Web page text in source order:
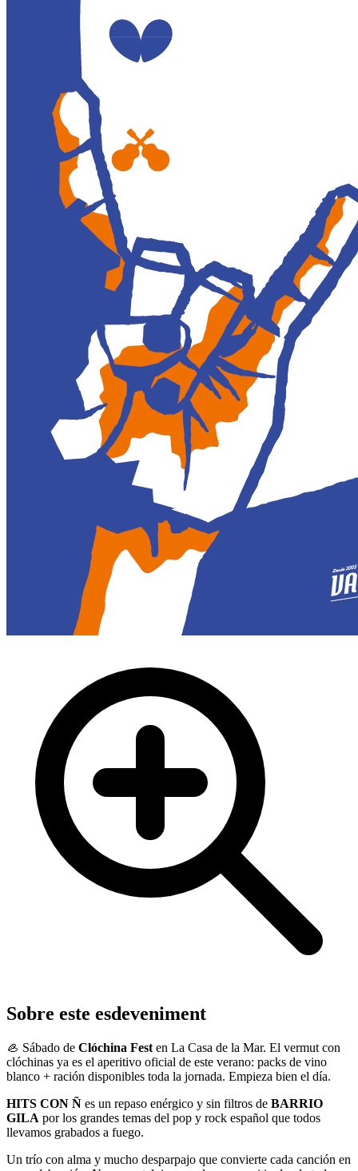
Sobre este esdeveniment
🦪 Sábado de Clóchina Fest en La Casa de la Mar. El vermut con
clóchinas ya es el aperitivo oficial de este verano: packs de vino
blanco + ración disponibles toda la jornada. Empieza bien el día.
HITS CON Ñ es un repaso enérgico y sin filtros de BARRIO
GILA por los grandes temas del pop y rock español que todos
llevamos grabados a fuego.
Un trío con alma y mucho desparpajo que convierte cada canción en